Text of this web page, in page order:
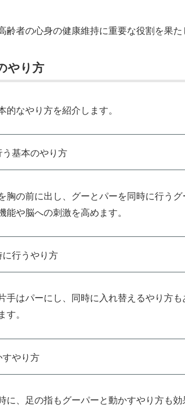
齢者の心身の健康維持に重要な役割を果た
やり方
的なやり方を紹介します。
基本のやり方
胸の前に出し、グーとパーを同時に行う
や脳への刺激を高めます。
行うやり方
手はパーにし、同時に入れ替えるやり方
。
やり方
に、足の指もグーパーと動かすやり方も